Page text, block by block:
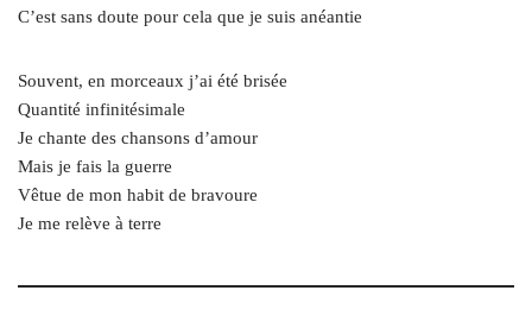
C’est sans doute pour cela que je suis anéantie
Souvent, en morceaux j’ai été brisée
Quantité infinitésimale
Je chante des chansons d’amour
Mais je fais la guerre
Vêtue de mon habit de bravoure
Je me relève à terre